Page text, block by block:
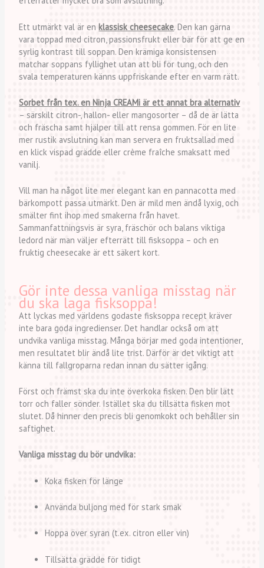
Ett utmärkt val är enklassisk cheesecake. Den kan gärna
vara toppad med citron, passionsfrukt eller bär för att ge en
syrlig kontrast till soppan. Den krämiga konsistensen
matchar soppans fyllighet utan att bli för tung, och den
svala temperaturen känns uppfriskande efter en varm rätt.
Sorbet från tex. en Ninja CREAMi är ett annat bra alternativ
– särskilt citron-, hallon- eller mango­sorter – då de är lätta
och fräscha samt hjälper till att rensa gommen. För en lite
mer rustik avslutning kan man servera en fruktsallad med
en klick vispad grädde eller crème fraîche smaksatt med
vanilj.
Vill man ha något lite mer elegant kan en pannacotta med
bärkompott passa utmärkt. Den är mild men ändå lyxig, och
smälter fint ihop med smakerna från havet.
Sammanfattningsvis är syra, fräschör och balans viktiga
ledord när man väljer efterrätt till fisksoppa – och en
fruktig cheesecake är ett säkert kort.
Gör inte dessa vanliga misstag när
du ska laga fisksoppa!
Att lyckas med världens godaste fisksoppa recept kräver
inte bara goda ingredienser. Det handlar också om att
undvika vanliga misstag. Många börjar med goda intentioner,
men resultatet blir ändå lite trist. Därför är det viktigt att
känna till fallgroparna redan innan du sätter igång.
Först och främst ska du inte överkoka fisken. Den blir lätt
torr och faller sönder. Istället ska du tillsätta fisken mot
slutet. Då hinner den precis bli genomkokt och behåller sin
saftighet.
Vanliga misstag du bör undvika:
Koka fisken för länge
Använda buljong med för stark smak
Hoppa över syran (t.ex. citron eller vin)
Tillsätta grädde för tidigt